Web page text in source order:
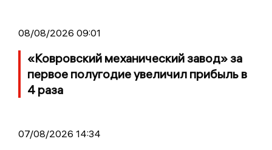
08/08/2026 09:01
«Ковровский механический завод» за
первое полугодие увеличил прибыль в
4 раза
07/08/2026 14:34